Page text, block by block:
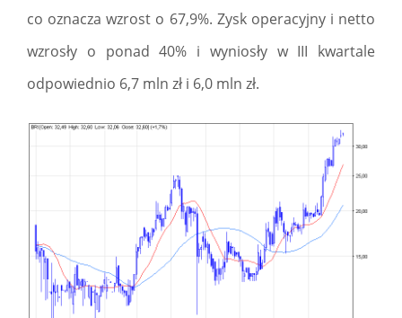
co oznacza wzrost o 67,9%. Zysk operacyjny i netto
wzrosły o ponad 40% i wyniosły w III kwartale
odpowiednio 6,7 mln zł i 6,0 mln zł.